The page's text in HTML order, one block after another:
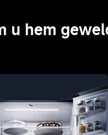
u hem